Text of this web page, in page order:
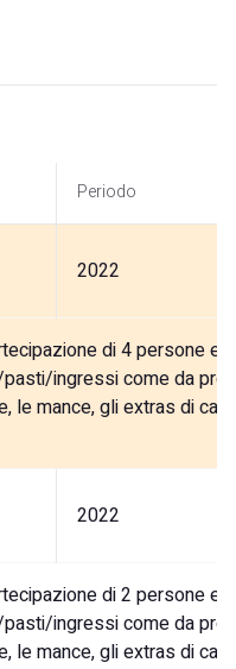
Periodo
2022
di 4 persone
ingressi come da
le mance, gli extras di
2022
di 2 persone
ingressi come da
le mance, gli extras di